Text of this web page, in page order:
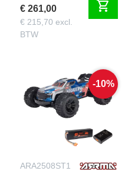
€ 261,00
€ 215,70 excl.
BTW
shopping_cart
-10%
ARA2508ST1